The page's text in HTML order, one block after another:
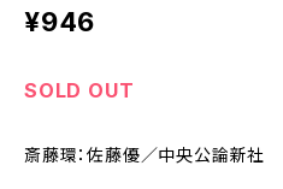
¥946
SOLD OUT
斎藤環：佐藤優／中央公論新社